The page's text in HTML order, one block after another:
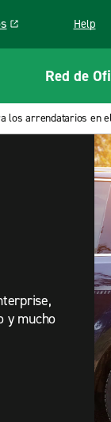
in a new window
Help
Red de
los arrendatarios en
y mucho